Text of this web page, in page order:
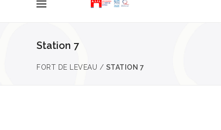
Station 7
FORT DE LEVEAU / STATION 7